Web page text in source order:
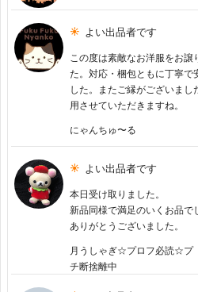
よい出品者です
この度は素敵なお洋服をお
た。対応・梱包ともに丁寧で
した。またご縁がございま
用させていただきますね。
にゃんちゅ〜る
よい出品者です
本日受け取りました。
新品同様で満足のいくお品で
ありがとうございました。
月うしゃぎ☆プロフ必読☆プ
チ断捨離中